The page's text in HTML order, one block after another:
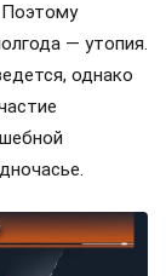
Поэтому
— утопия.
однако